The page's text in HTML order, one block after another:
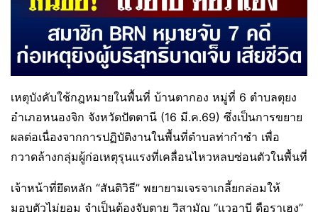
เหตุบังคับใช้กฎหมายในพื้นที่ บ้านตากอง หมู่ที่ 6 ตำบลตุยง
อำเภอหนองจิก จังหวัดปัตตานี (16 มี.ค.69) ซึ่งเป็นการขยาย
ผลต่อเนื่องจากการปฏิบัติงานในพื้นที่ตำบลท่ากำชำ เพื่อ
กวาดล้างกลุ่มผู้ก่อเหตุรุนแรงที่เคลื่อนไหวหลบซ่อนตัวในพื้นที่
เจ้าหน้าที่ยึดหลัก “สันติวิธี” พยายามเจรจาเกลี้ยกล่อมให้
มอบตัวไม่ยอม จำเป็นต้องจับตาย วิสามัญ “แวอาบี ดือราเฮง”